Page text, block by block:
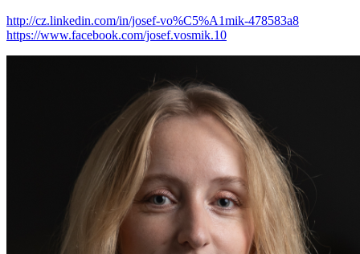
http://cz.linkedin.com/in/josef-vo%C5%A1mik-478583a8
https://www.facebook.com/josef.vosmik.10